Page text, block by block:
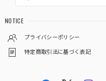
NOTICE
プライバシーポリシー
特定商取引法に基づく表記